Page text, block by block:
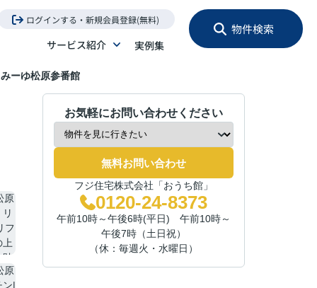
ログインする・新規会員登録(無料)
サービス紹介 実例集
物件検索
ーゆ松原参番館
お気軽にお問い合わせください
無料お問い合わせ
フジ住宅株式会社「おうち館」
0120-24-8373
午前10時～午後6時(平日) 午前10時～
午後7時（土日祝）
（休：毎週火・水曜日）